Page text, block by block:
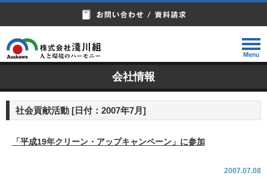
会社情報
社会貢献活動 [日付：2007年7月]
「平成19年クリーン・アップキャンペーン」に参加
2007.07.08